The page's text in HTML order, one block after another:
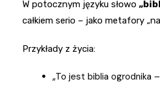
W potocznym języku słowo
całkiem serio – jako metafory
Przykłady z życia:
„To jest biblia ogrodnika